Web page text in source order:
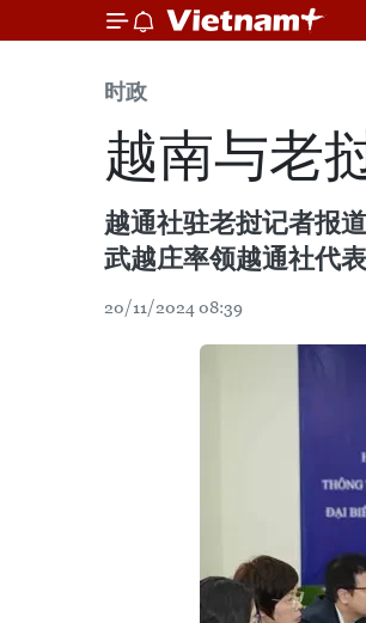
时政
越南与老
越通社驻老挝记者报
武越庄率领越通社代
20/11/2024 08:39